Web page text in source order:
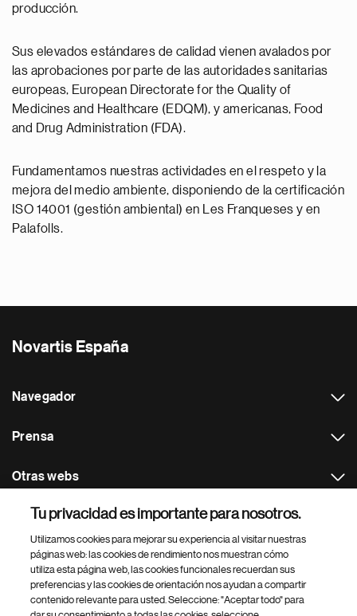
producción.
Sus elevados estándares de calidad vienen avalados por
las aprobaciones por parte de las autoridades sanitarias
europeas, European Directorate for the Quality of
Medicines and Healthcare (EDQM), y americanas, Food
and Drug Administration (FDA).
Fundamentamos nuestras actividades en el respeto y la
mejora del medio ambiente, disponiendo de la certificación
ISO 14001 (gestión ambiental) en Les Franqueses y en
Palafolls.
Novartis España
Navegador
Prensa
Otras webs
Footer Site Search
Tu privacidad es importante para nosotros.
Utilizamos cookies para mejorar su experiencia al visitar nuestras
páginas web: las cookies de rendimiento nos muestran cómo
utiliza esta página web, las cookies funcionales recuerdan sus
preferencias y las cookies de orientación nos ayudan a compartir
contenido relevante para usted. Seleccione: "Aceptar todo" para